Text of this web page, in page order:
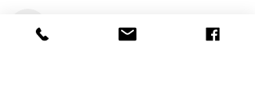
AUBIÈRE, FRANCE